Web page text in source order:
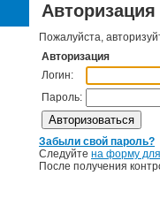
Авторизация
Пожалуйста,
Авторизация
Логин:
Пароль:
Забыли свой пароль?
Следуйте на форму
После получения